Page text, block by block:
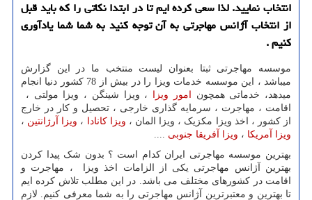
انتخاب نمایید. لذا سعی کرده ایم تا در ابتدا نکاتی را که باید قبل
از انتخاب آژانس مهاجرتی به آن توجه کنید به شما شما یادآوری
کنیم .
موسسه مهاجرتی ثبتا بعنوان لیست منتخب ما در این گزارش
میباشد ، این موسسه خدمات ویزا را در بیش از 78 کشور دنیا انجام
میدهد، خدماتی همچون امور ویزا ، ویزا شینگن ، ویزا مولتی ،
اقامت ، مهاجرت ، سرمایه گذاری خارجی ، تحصیل و کار در خارج
از کشور ، اخذ ویزا مکزیک ، ویزا المان ، ویزا کانادا ، ویزا آرژانتین ،
ویزا آمریکا ، ویزا آفریقا جنوبی
بهترین موسسه مهاجرتی ایران کدام است ؟ بدون شک پیدا کردن
بهترین آژانس مهاجرتی یکی از الزامات اخذ ویزا ، مهاجرت و
اقامت در کشورهای مختلف می باشد. در این مطلب تلاش کرده ایم
تا بهترین و معتبرترین آژانس مهاجرتی را به شما معرفی کنیم. لازم